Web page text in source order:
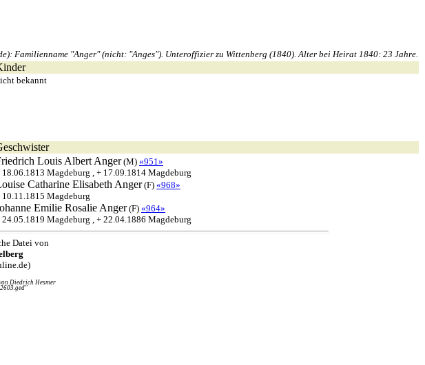
Familienname "Anger" (nicht: "Anges"). Unteroffizier zu Wittenberg (1840). Alter bei Heirat 1840: 23 Jahre.
bekannt
Louis Albert Anger(M) «951»
Magdeburg , + 17.09.1814 Magdeburg
Catharine Elisabeth Anger(F) «968»
Magdeburg
Emilie Rosalie Anger(F) «964»
Magdeburg , + 22.04.1886 Magdeburg
Datei von
Diedrich Hesmer